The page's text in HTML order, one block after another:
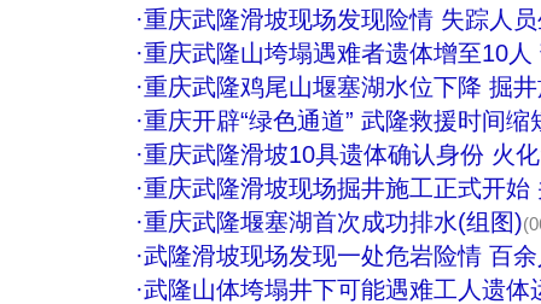
·重庆武隆滑坡现场发现险情 失踪人
·重庆武隆山垮塌遇难者遗体增至10人
·重庆武隆鸡尾山堰塞湖水位下降 掘
·重庆开辟“绿色通道” 武隆救援时间缩
·重庆武隆滑坡10具遗体确认身份 火
·重庆武隆滑坡现场掘井施工正式开始
·重庆武隆堰塞湖首次成功排水(组图)
·武隆滑坡现场发现一处危岩险情 百
·武隆山体垮塌井下可能遇难工人遗体